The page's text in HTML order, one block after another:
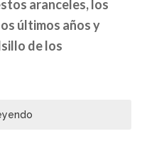
aranceles, los
últimos años y
de los